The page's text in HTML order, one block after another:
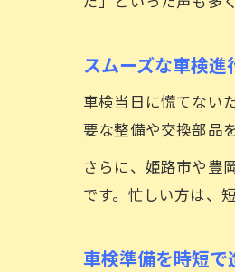
スムーズな車検
車検当日に慌てない
要な整備や交換部品
さらに、姫路市や豊
です。忙しい方は、
車検準備を時短